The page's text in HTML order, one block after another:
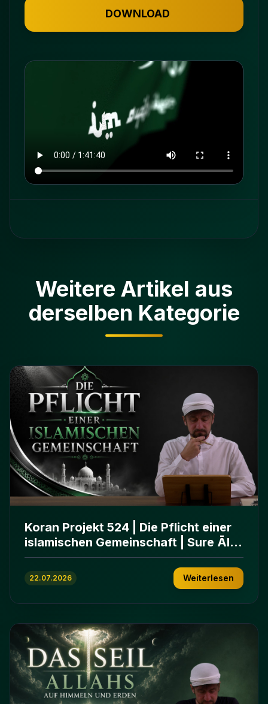
DOWNLOAD
Weitere Artikel aus
derselben Kategorie
Koran Projekt 524 | Die Pflicht einer
islamischen Gemeinschaft | Sure Āl
ʿImrān 103-112
22.07.2026 Weiterlesen